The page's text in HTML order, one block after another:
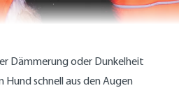
Dämmerung oder Dunkelheit
schnell aus den Augen